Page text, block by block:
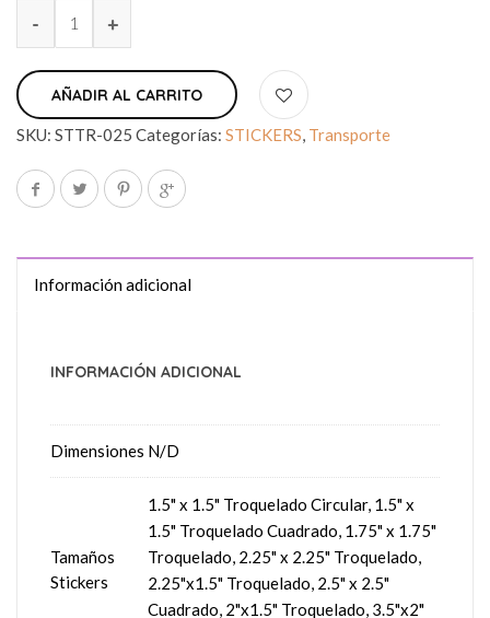
AÑADIR AL CARRITO
SKU: STTR-025 Categorías: STICKERS, Transporte
Información adicional
INFORMACIÓN ADICIONAL
Dimensiones N/D
Tamaños
Stickers
1.5" x 1.5" Troquelado Circular, 1.5" x
1.5" Troquelado Cuadrado, 1.75" x 1.75"
Troquelado, 2.25" x 2.25" Troquelado,
2.25"x1.5" Troquelado, 2.5" x 2.5"
Cuadrado, 2"x1.5" Troquelado, 3.5"x2"